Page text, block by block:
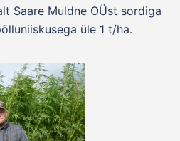
Saare Muldne OÜst sordiga
üle 1 t/ha.